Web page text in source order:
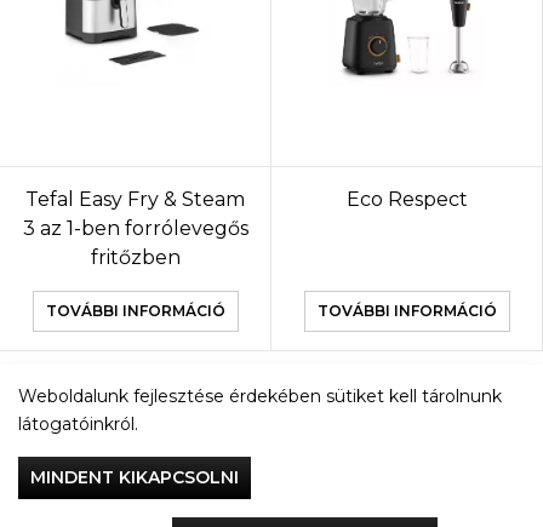
Tefal Easy Fry & Steam
3 az 1-ben forrólevegős
fritőzben
TOVÁBBI INFORMÁCIÓ
Eco Respect
TOVÁBBI INFORMÁCIÓ
TOVÁBBI TERMÉKEK
Weboldalunk fejlesztése érdekében sütiket kell tárolnunk
látogatóinkról.
MINDENT KIKAPCSOLNI